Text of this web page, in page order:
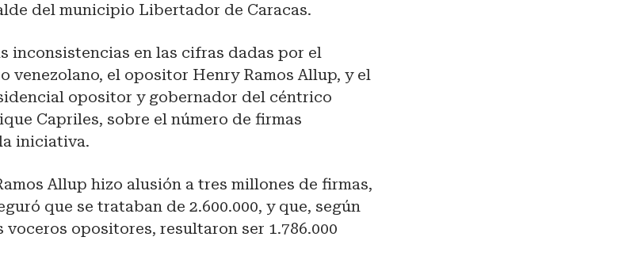
del municipio Libertador de Caracas.
inconsistencias en las cifras dadas por el
venezolano, el opositor Henry Ramos Allup, y el
opositor y gobernador del céntrico
Capriles, sobre el número de firmas
iniciativa.
Allup hizo alusión a tres millones de firmas,
que se trataban de 2.600.000, y que, según
opositores, resultaron ser 1.786.000